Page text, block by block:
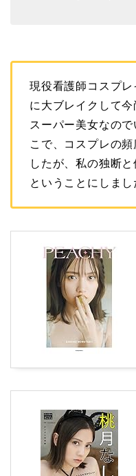
現役看護師コスプ
に大ブレイクして今
スーパー美女なの
こで、コスプレの
したが、私の独断
ということにしまし